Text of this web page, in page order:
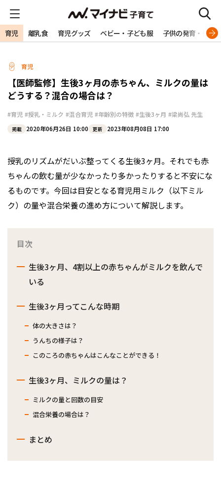
育児 離乳食 育児グッズ ベビー・子ども服 子供の発育・発達
育児
【医師監修】生後3ヶ月の赤ちゃん、ミルクの量は
どうする？混合の場合は？
#育児 #授乳・ミルク #混合育児 #年齢別の特徴 #生後3ヶ月 #梁尚弘 先生
掲載 2020年06月26日 10:00 更新 2023年08月08日 17:00
授乳のリズムがだいぶ整ってくる生後3ヶ月。それでも赤
ちゃんの飲む量が少なかったり多かったりすると不安にな
るものです。今回は目安となる育児用ミルク（以下ミル
ク）の量や混合栄養の進め方について解説します。
目次
生後3ヶ月、4割以上の赤ちゃんがミルクを飲んで
いる
生後3ヶ月ってこんな時期
体の大きさは？
うんちの様子は？
このころの赤ちゃんはこんなことができる！
生後3ヶ月、ミルクの量は？
ミルクの量と回数の目安
混合栄養の場合は？
まとめ